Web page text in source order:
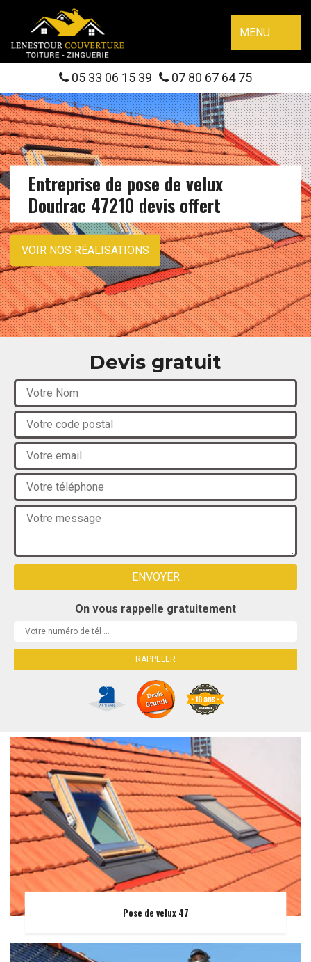
MENU
05 33 06 15 39 07 80 67 64 75
Entreprise de pose de velux
Doudrac 47210 devis offert
VOIR NOS RÉALISATIONS
Devis gratuit
On vous rappelle gratuitement
Pose de velux 47